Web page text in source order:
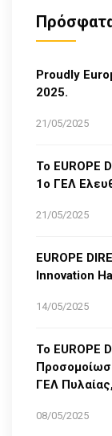
Proudly
2025.
21/05/2025
Το EUROPE
1ο ΓΕΛ
21/05/2025
EUROPE
Innovation
14/05/2025
Το EUROPE
ΓΕΛ
08/05/2025